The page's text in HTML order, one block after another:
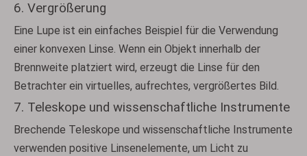
6. Vergrößerung
Eine Lupe ist ein einfaches Beispiel für die Verwendung
einer konvexen Linse. Wenn ein Objekt innerhalb der
Brennweite platziert wird, erzeugt die Linse für den
Betrachter ein virtuelles, aufrechtes, vergrößertes Bild.
7. Teleskope und wissenschaftliche Instrumente
Brechende Teleskope und wissenschaftliche Instrumente
verwenden positive Linsenelemente, um Licht zu